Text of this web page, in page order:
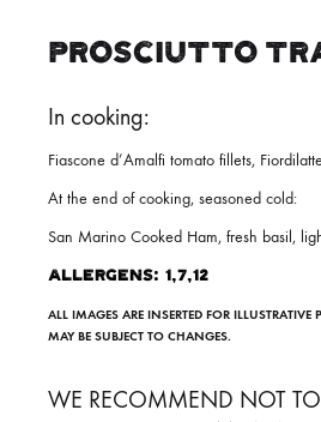
PROSCIUTTO
In cooking:
Fiascone d’Amalfi tomato fillets,
At the end of cooking, seasoned cold:
San Marino Cooked Ham, fresh basil,
Allergens: 1,7,12
ALL IMAGES ARE INSERTED FOR ILLUSTRATIVE
MAY BE SUBJECT TO CHANGES.
WE RECOMMEND NOT